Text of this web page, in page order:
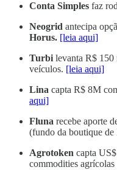
Conta Simples faz
Neogrid antecipa
Horus. [leia aqui]
Turbi levanta R$ 150
veículos. [leia aqui]
Lina capta R$ 8M
aqui]
Fluna recebe aporte
(fundo da boutique
Agrotoken capta
commodities agrícolas